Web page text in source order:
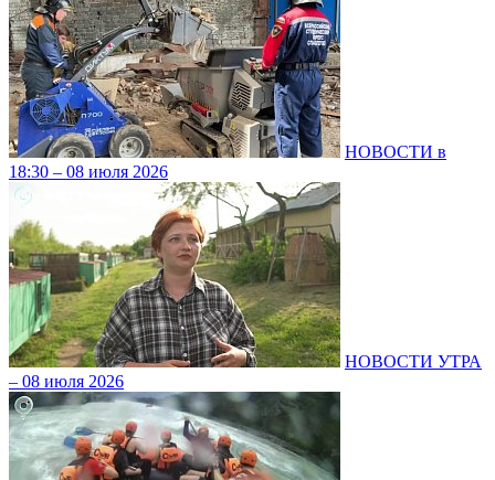
НОВОСТИ в
18:30 – 08 июля 2026
НОВОСТИ УТРА
– 08 июля 2026